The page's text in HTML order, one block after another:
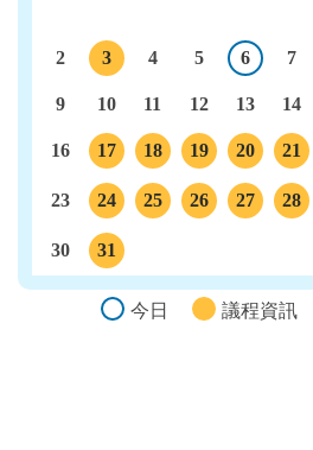
2
3
4 5
6
7
9 10 11 12 13 14
16
17
議程
18
議程
19
議程
20
議程
21
議程
23
24
議程
25
26
27
28
30
31
今日
議程資訊